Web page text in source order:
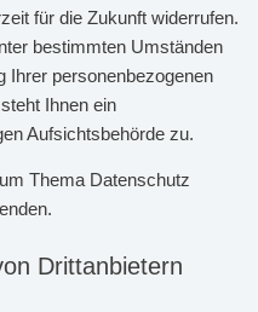
für die Zukunft widerrufen.
bestimmten Umständen
Ihrer personenbezogenen
Ihnen ein
Aufsichtsbehörde zu.
Thema Datenschutz
Dritt­anbietern